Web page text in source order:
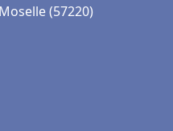
(57220)